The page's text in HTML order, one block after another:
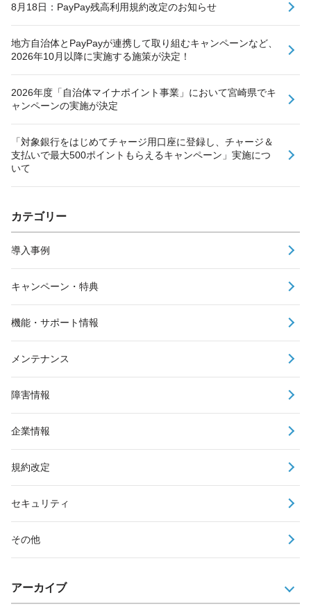
8月18日：PayPay残高利用規約改定のお知らせ
地方自治体とPayPayが連携して取り組むキャンペーンなど、
2026年10月以降に実施する施策が決定！
2026年度「自治体マイナポイント事業」において宮崎県でキ
ャンペーンの実施が決定
「対象銀行をはじめてチャージ用口座に登録し、チャージ＆
支払いで最大500ポイントもらえるキャンペーン」実施につ
いて
カテゴリー
導入事例
キャンペーン・特典
機能・サポート情報
メンテナンス
障害情報
企業情報
規約改定
セキュリティ
その他
アーカイブ